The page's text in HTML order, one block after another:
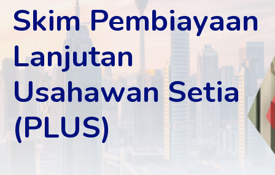
Skim Pembiayaan
Lanjutan
Usahawan Setia
(PLUS)